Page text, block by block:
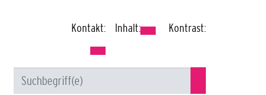
Kontakt: Inhalt: Kontrast: